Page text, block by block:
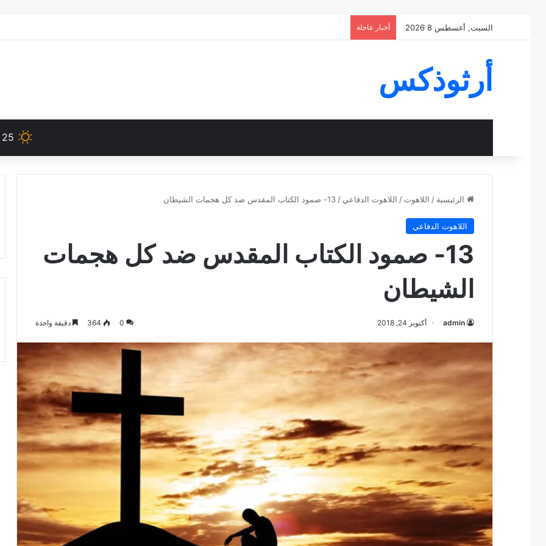
السبت, أغسطس 8 2026 أخبار عاجلة
أرثوذكس
25
الرئيسية / اللاهوت / اللاهوت الدفاعي / 13- صمود الكتاب المقدس ضد كل هجمات الشيطان
اللاهوت الدفاعي
13- صمود الكتاب المقدس ضد كل هجمات
الشيطان
admin أكتوبر 24, 2018 0
364 دقيقة واحدة